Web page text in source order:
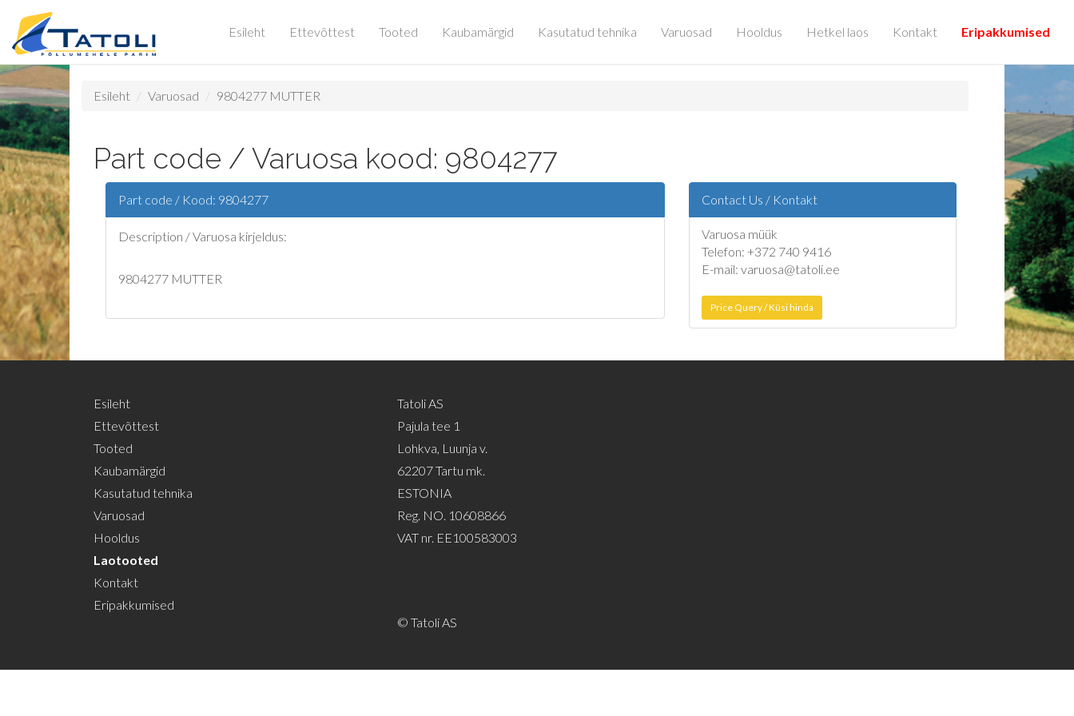
Esileht Ettevõttest Tooted Kaubamärgid Kasutatud tehnika Varuosad Hooldus Hetkel laos Kontakt Eripakkumised
Esileht Varuosad 9804277 MUTTER
Part code / Varuosa kood: 9804277
Part code / Kood: 9804277
Description / Varuosa kirjeldus:
9804277 MUTTER
Contact Us / Kontakt
Varuosa müük
Telefon: +372 740 9416
E-mail: varuosa@tatoli.ee
Price Query / Küsi hinda
Esileht
Ettevõttest
Tooted
Kaubamärgid
Kasutatud tehnika
Varuosad
Hooldus
Laotooted
Kontakt
Eripakkumised
Tatoli AS
Pajula tee 1
Lohkva, Luunja v.
62207 Tartu mk.
ESTONIA
Reg. NO. 10608866
VAT nr. EE100583003
© Tatoli AS